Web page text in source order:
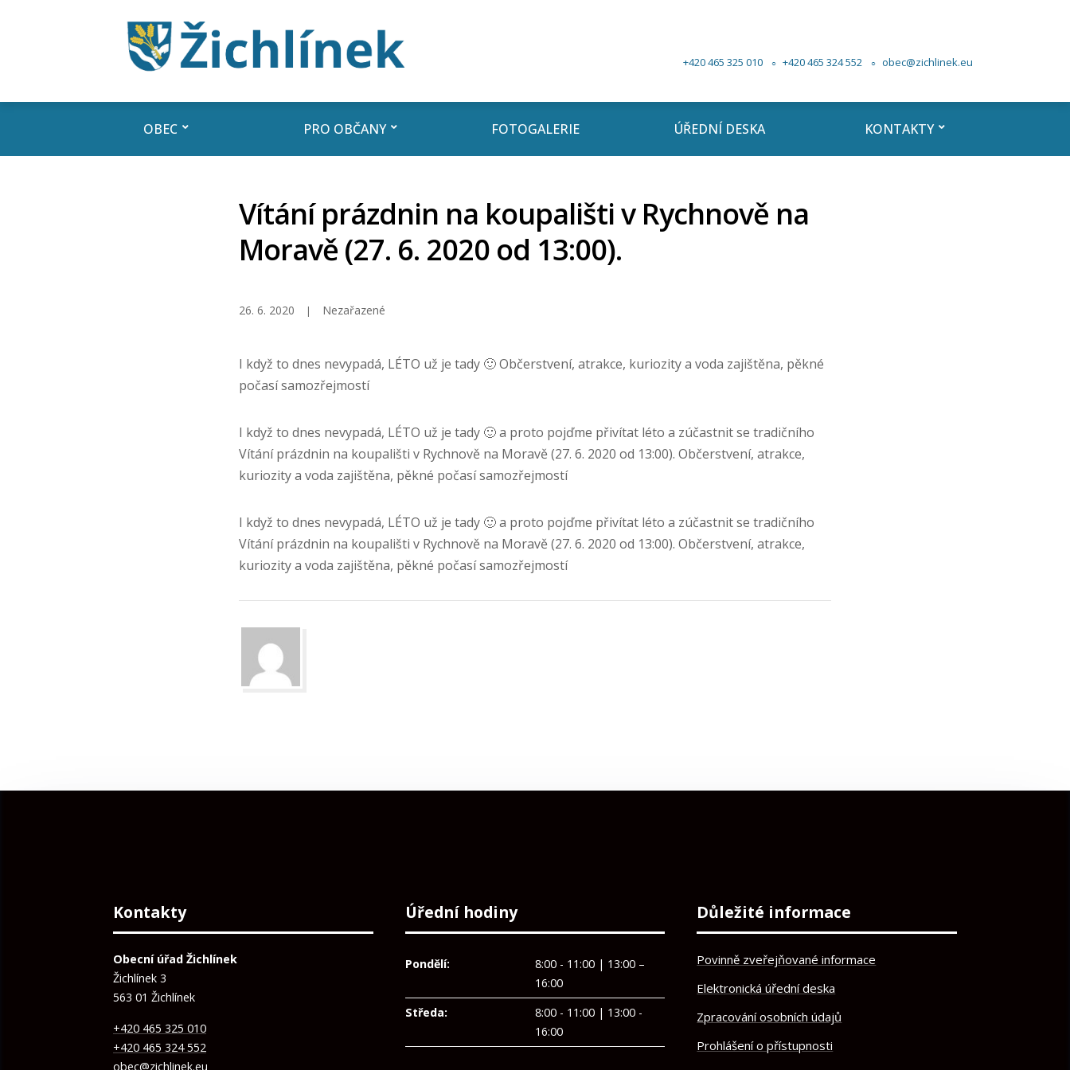
+420 465 325 010 +420 465 324 552 obec@zichlinek.eu
OBEC PRO OBČANY FOTOGALERIE ÚŘEDNÍ DESKA KONTAKTY
Vítání prázdnin na koupališti v Rychnově na
Moravě (27. 6. 2020 od 13:00).
26. 6. 2020 Nezařazené
I když to dnes nevypadá, LÉTO už je tady 🙂 Občerstvení, atrakce, kuriozity a voda zajištěna, pěkné
počasí samozřejmostí
I když to dnes nevypadá, LÉTO už je tady 🙂 a proto pojďme přivítat léto a zúčastnit se tradičního
Vítání prázdnin na koupališti v Rychnově na Moravě (27. 6. 2020 od 13:00). Občerstvení, atrakce,
kuriozity a voda zajištěna, pěkné počasí samozřejmostí
I když to dnes nevypadá, LÉTO už je tady 🙂 a proto pojďme přivítat léto a zúčastnit se tradičního
Vítání prázdnin na koupališti v Rychnově na Moravě (27. 6. 2020 od 13:00). Občerstvení, atrakce,
kuriozity a voda zajištěna, pěkné počasí samozřejmostí
Kontakty
Obecní úřad Žichlínek
Žichlínek 3
563 01 Žichlínek
+420 465 325 010
+420 465 324 552
obec@zichlinek.eu
Úřední hodiny
Pondělí:
8:00 - 11:00 | 13:00 –
16:00
Středa:
8:00 - 11:00 | 13:00 -
16:00
Důležité informace
Povinně zveřejňované informace
Elektronická úřední deska
Zpracování osobních údajů
Prohlášení o přístupnosti